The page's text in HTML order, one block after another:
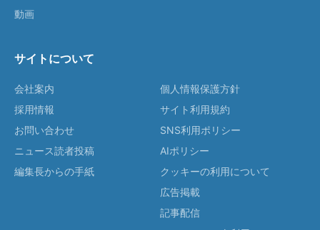
動画
サイトについて
会社案内
採用情報
お問い合わせ
ニュース読者投稿
編集長からの手紙
個人情報保護方針
サイト利用規約
SNS利用ポリシー
AIポリシー
クッキーの利用について
広告掲載
記事配信